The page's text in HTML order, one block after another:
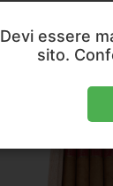
Devi essere
sito.